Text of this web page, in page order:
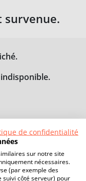
survenue.
de confidentialité
sur notre site
nécessaires.
(par exemple des
suivi côté serveur) pour